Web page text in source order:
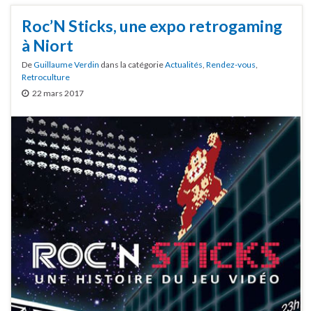
Roc’N Sticks, une expo retrogaming
à Niort
DeGuillaume Verdin dans la catégorieActualités, Rendez-vous,
Retroculture
22 mars 2017